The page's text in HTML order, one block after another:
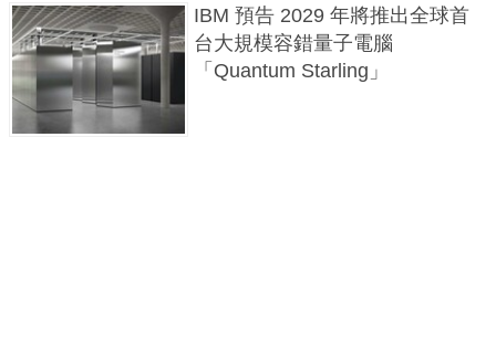
IBM 預告 2029 年將推出全球首
台大規模容錯量子電腦
「Quantum Starling」